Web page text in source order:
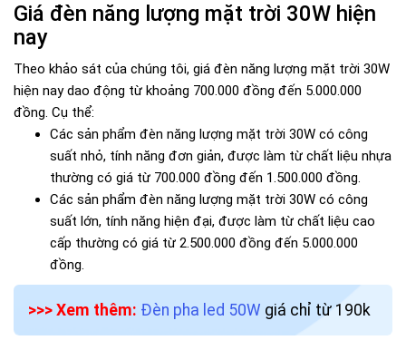
Giá đèn năng lượng mặt trời 30W hiện
nay
Theo khảo sát của chúng tôi, giá đèn năng lượng mặt trời 30W
hiện nay dao động từ khoảng 700.000 đồng đến 5.000.000
đồng. Cụ thể:
Các sản phẩm đèn năng lượng mặt trời 30W có công
suất nhỏ, tính năng đơn giản, được làm từ chất liệu nhựa
thường có giá từ 700.000 đồng đến 1.500.000 đồng.
Các sản phẩm đèn năng lượng mặt trời 30W có công
suất lớn, tính năng hiện đại, được làm từ chất liệu cao
cấp thường có giá từ 2.500.000 đồng đến 5.000.000
đồng.
>>> Xem thêm: Đèn pha led 50W giá chỉ từ 190k